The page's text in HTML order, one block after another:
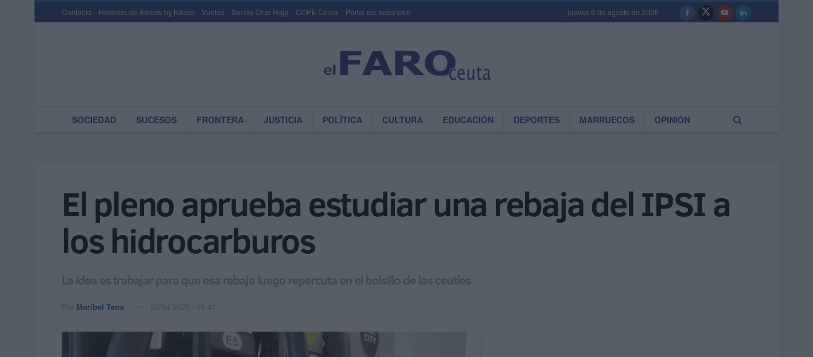
Contacto Horarios de Barcos by Kikoto Vuelos Sorteo Cruz Roja COPE Ceuta Portal del suscriptor jueves 6 de agosto de 2026
SOCIEDAD SUCESOS FRONTERA JUSTICIA POLÍTICA CULTURA EDUCACIÓN DEPORTES MARRUECOS OPINIÓN
El pleno aprueba estudiar una rebaja del IPSI a
los hidrocarburos
La idea es trabajar para que esa rebaja luego repercuta en el bolsillo de los ceutíes
Por Maribel Tena 29/04/2025 - 15:41